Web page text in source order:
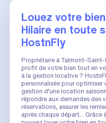
Louez votre
Hilaire en toute
HostnFly
Propriétaire à Talmont-
profit de votre bien tout en
à la gestion locative ?
personnalisée pour optimiser
gestion d’une location
répondre aux demandes des
réservations, assurer les
après chaque départ... Grâce